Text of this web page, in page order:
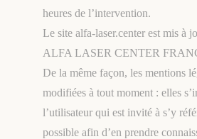
heures de l’intervention.
Le site alfa-laser.center est mis à
ALFA LASER CENTER
De la même façon, les mentions
modifiées à tout moment : elles
l’utilisateur qui est invité à s’y
possible afin d’en prendre